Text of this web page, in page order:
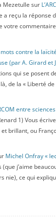
générale,
laïcité, Jean-
de la
dont l’unité
distinction avant
s’interroge
politique, parallèle
est que
se pense
de ce
séparation et
la définition
liée
et
il faut souligner
Mezetulle sur
a reçu la
votre
mots contre la
(par A. Girard et
qui se posent
de la « Liberté
entre
1) Vous
brillant, ou
Michel Onfray «
j’aime
nie), ce qui